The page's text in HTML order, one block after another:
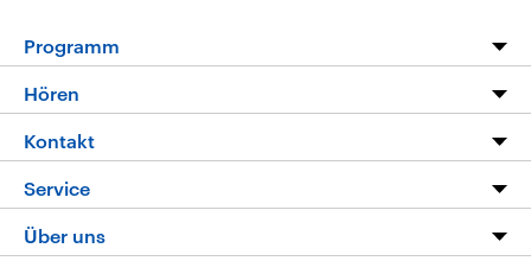
Programm
Programm
Die Nachrichten
Nachrichtenleicht
Neue Beiträge auf dlf.de
Hören
Livestream
Podcasts
Deutschlandfunk App
Kontakt
Hörerservice
Service
FAQ
Über uns